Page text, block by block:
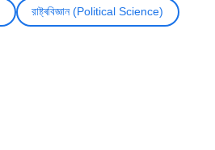
রাষ্ট্ৰবিজ্ঞান (Political Science)